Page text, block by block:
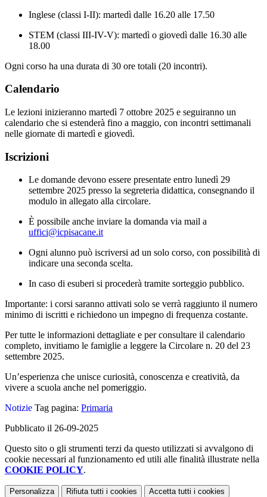
Inglese (classi I-II): martedì dalle 16.20 alle 17.50
STEM (classi III-IV-V): martedì o giovedì dalle 16.30 alle
18.00
Ogni corso ha una durata di 30 ore totali (20 incontri).
Calendario
Le lezioni inizieranno martedì 7 ottobre 2025 e seguiranno un
calendario che si estenderà fino a maggio, con incontri settimanali
nelle giornate di martedì e giovedì.
Iscrizioni
Le domande devono essere presentate entro lunedì 29
settembre 2025 presso la segreteria didattica, consegnando il
modulo in allegato alla circolare.
È possibile anche inviare la domanda via mail a
uffici@icpisacane.it
Ogni alunno può iscriversi ad un solo corso, con possibilità di
indicare una seconda scelta.
In caso di esuberi si procederà tramite sorteggio pubblico.
Importante: i corsi saranno attivati solo se verrà raggiunto il numero
minimo di iscritti e richiedono un impegno di frequenza costante.
Per tutte le informazioni dettagliate e per consultare il calendario
completo, invitiamo le famiglie a leggere la Circolare n. 20 del 23
settembre 2025.
Un’esperienza che unisce curiosità, conoscenza e creatività, da
vivere a scuola anche nel pomeriggio.
Notizie Tag pagina: Primaria
Pubblicato il 26-09-2025
Questo sito o gli strumenti terzi da questo utilizzati si avvalgono di
cookie necessari al funzionamento ed utili alle finalità illustrate nella
COOKIE POLICY.
Personalizza Rifiuta tutti i cookies Accetta tutti i cookies